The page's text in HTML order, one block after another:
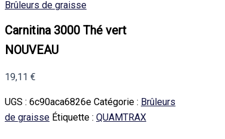
Brûleurs de graisse
Carnitina 3000 Thé vert
NOUVEAU
19,11 €
UGS : 6c90aca6826e Catégorie : Brûleurs
de graisse Étiquette : QUAMTRAX